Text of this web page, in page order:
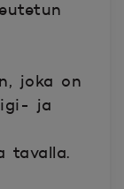
joka on
ja
tavalla.